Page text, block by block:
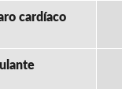
cardíaco